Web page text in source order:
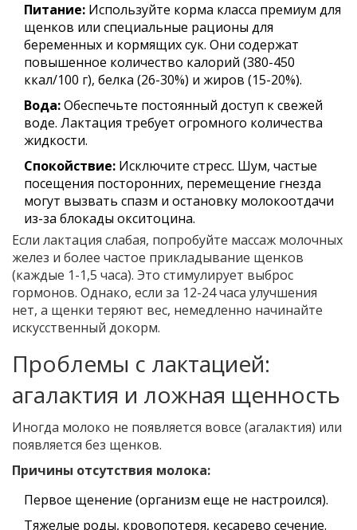
Питание: Используйте корма класса премиум для
щенков или специальные рационы для
беременных и кормящих сук. Они содержат
повышенное количество калорий (380-450
ккал/100 г), белка (26-30%) и жиров (15-20%).
Вода:Обеспечьте постоянный доступ к свежей
воде. Лактация требует огромного количества
жидкости.
Спокойствие: Исключите стресс. Шум, частые
посещения посторонних, перемещение гнезда
могут вызвать спазм и остановку молокоотдачи
из-за блокады окситоцина.
Если лактация слабая, попробуйте массаж молочных
желез и более частое прикладывание щенков
(каждые 1-1,5 часа). Это стимулирует выброс
гормонов. Однако, если за 12-24 часа улучшения
нет, а щенки теряют вес, немедленно начинайте
искусственный докорм.
Проблемы с лактацией:
агалактия и ложная щенность
Иногда молоко не появляется вовсе (агалактия) или
появляется без щенков.
Причины отсутствия молока:
Первое щенение (организм еще не настроился).
Тяжелые роды, кровопотеря, кесарево сечение.